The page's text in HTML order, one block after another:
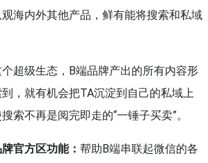
海内外其他产品，鲜有能将搜索和私域
超级生态，B端品牌产出的所有内容形
，就有机会把TA沉淀到自己的私域上
索不再是阅完即走的“一锤子买卖”。
官方区功能： 帮助B端串联起微信的各